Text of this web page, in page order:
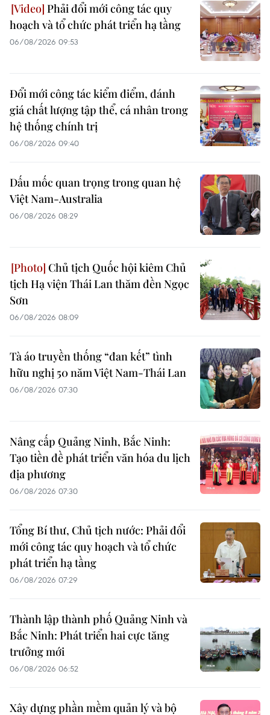
Phải đổi mới công tác quy
hoạch và tổ chức phát triển hạ tầng
06/08/2026 09:53
Đổi mới công tác kiểm điểm, đánh
giá chất lượng tập thể, cá nhân trong
hệ thống chính trị
06/08/2026 09:40
Dấu mốc quan trọng trong quan hệ
Việt Nam-Australia
06/08/2026 08:29
Chủ tịch Quốc hội kiêm Chủ
tịch Hạ viện Thái Lan thăm đền Ngọc
Sơn
06/08/2026 08:09
Tà áo truyền thống “đan kết” tình
hữu nghị 50 năm Việt Nam-Thái Lan
06/08/2026 07:30
Nâng cấp Quảng Ninh, Bắc Ninh:
Tạo tiền đề phát triển văn hóa du lịch
địa phương
06/08/2026 07:30
Tổng Bí thư, Chủ tịch nước: Phải đổi
mới công tác quy hoạch và tổ chức
phát triển hạ tầng
06/08/2026 07:29
Thành lập thành phố Quảng Ninh và
Bắc Ninh: Phát triển hai cực tăng
trưởng mới
06/08/2026 06:52
Xây dựng phần mềm quản lý và bộ